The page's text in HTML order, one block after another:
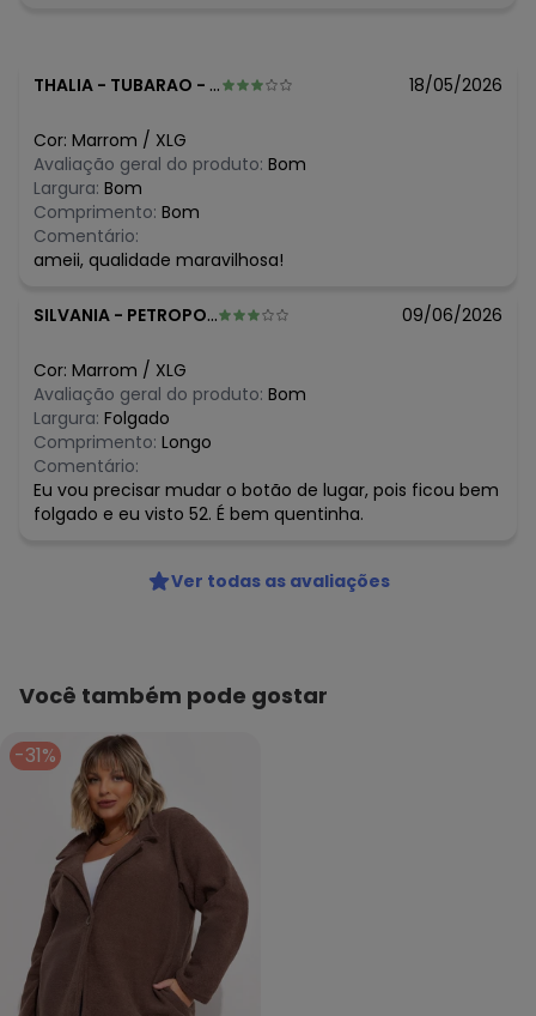
julho/2026 R$ 159,99
maio/2026
abril/2026
março/2026
fevereiro/2026
THALIA - TUBARAO - SC 18/05/2026
Cor: Marrom / XLG
Avaliação geral do produto: Bom
Largura: Bom
Comprimento: Bom
Comentário:
ameii, qualidade maravilhosa!
SILVANIA - PETROPOLIS - RJ 09/06/2026
Cor: Marrom / XLG
Avaliação geral do produto: Bom
Largura: Folgado
Comprimento: Longo
Comentário:
Eu vou precisar mudar o botão de lugar, pois ficou bem
folgado e eu visto 52. É bem quentinha.
Ver todas as avaliações
Você também pode gostar
-31%